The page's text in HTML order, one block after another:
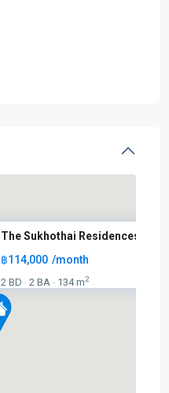
The Sukhothai Residences
฿114,000 /month
2 BD · 2 BA · 134 m2